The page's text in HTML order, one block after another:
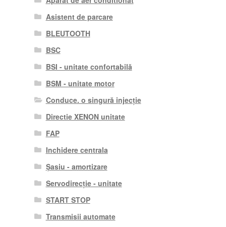
Asistent de parcare
BLEUTOOTH
BSC
BSI - unitate confortabilă
BSM - unitate motor
Conduce. o singură injecție
Directie XENON unitate
FAP
Inchidere centrala
Șasiu - amortizare
Servodirecție - unitate
START STOP
Transmisii automate